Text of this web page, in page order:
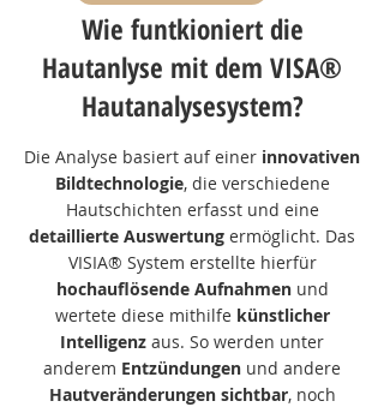
Wie funtkioniert die
Hautanlyse mit dem VISA®
Hautanalysesystem?
Die Analyse basiert auf einer innovativen
Bildtechnologie, die verschiedene
Hautschichten erfasst und eine
detaillierte Auswertung ermöglicht. Das
VISIA® System erstellte hierfür
hochauflösende Aufnahmenund
wertete diese mithilfe künstlicher
Intelligenz aus. So werden unter
anderem Entzündungen und andere
Hautveränderungen sichtbar, noch